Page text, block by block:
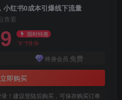
小红书0成本引爆线下流量
查看
限时特惠
￥19.9
终身会员 免费
立即购买
！建议登陆后购买，可保存购买订单